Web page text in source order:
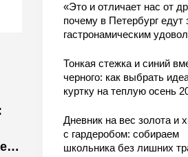
«Это и отличает нас от
почему в Петербург едут
гастронамическим
Тонкая стежка и синий
черного: как выбрать
куртку на теплую осень
Дневник на вес золота и
с гардеробом: собираем
школьника без лишних